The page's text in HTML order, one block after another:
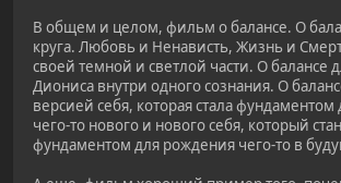
В общем и целом, фильм о балансе. О
круга. Любовь и Ненависть, Жизнь и
своей темной и светлой части. О балансе
Диониса внутри одного сознания. О
версией себя, которая стала
чего-то нового и нового себя, который
фундаментом для рождения чего-то в